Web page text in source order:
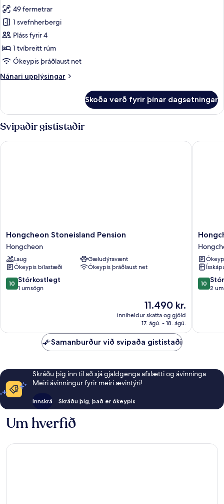
1)
fyrir
Basic-
herbergi
-
1
svefnherbergi
(Cube
49 fermetrar
1 svefnherbergi
Pláss fyrir 4
1 tvíbreitt rúm
Ókeypis þráðlaust net
Nánari upplýsingar
Nánari
herbergi
-
1
svefnherbergi
(Cube
Skoða verð fyrir þínar dagsetningar
Svipaðir gististaðir
Hongcheon
Stoneisland
Pension
Hongcheon
Hongcheon Stoneisland Pension
Hongcheon
Laug
Gæludýravænt
Ókeypis bílastæði
Ókeypis þráðlaust net
10.0
af
10 Stórkostlegt
1 umsögn
Verðið
er
11.490 kr.
11.490 kr.
inniheldur skatta og gjöld
17. ágú. - 18. ágú.
Hongcheon Stoneisland Pension
Fiction
House
Pension
10.0
af
10
2
Samanburður við svipaða gististaði
Skráðu þig inn til að sjá gjaldgenga afslætti og ávinninga.
Meiri ávinningur fyrir meiri ævintýri!
Innskrá Skráðu þig, það er ókeypis
Um hverfið